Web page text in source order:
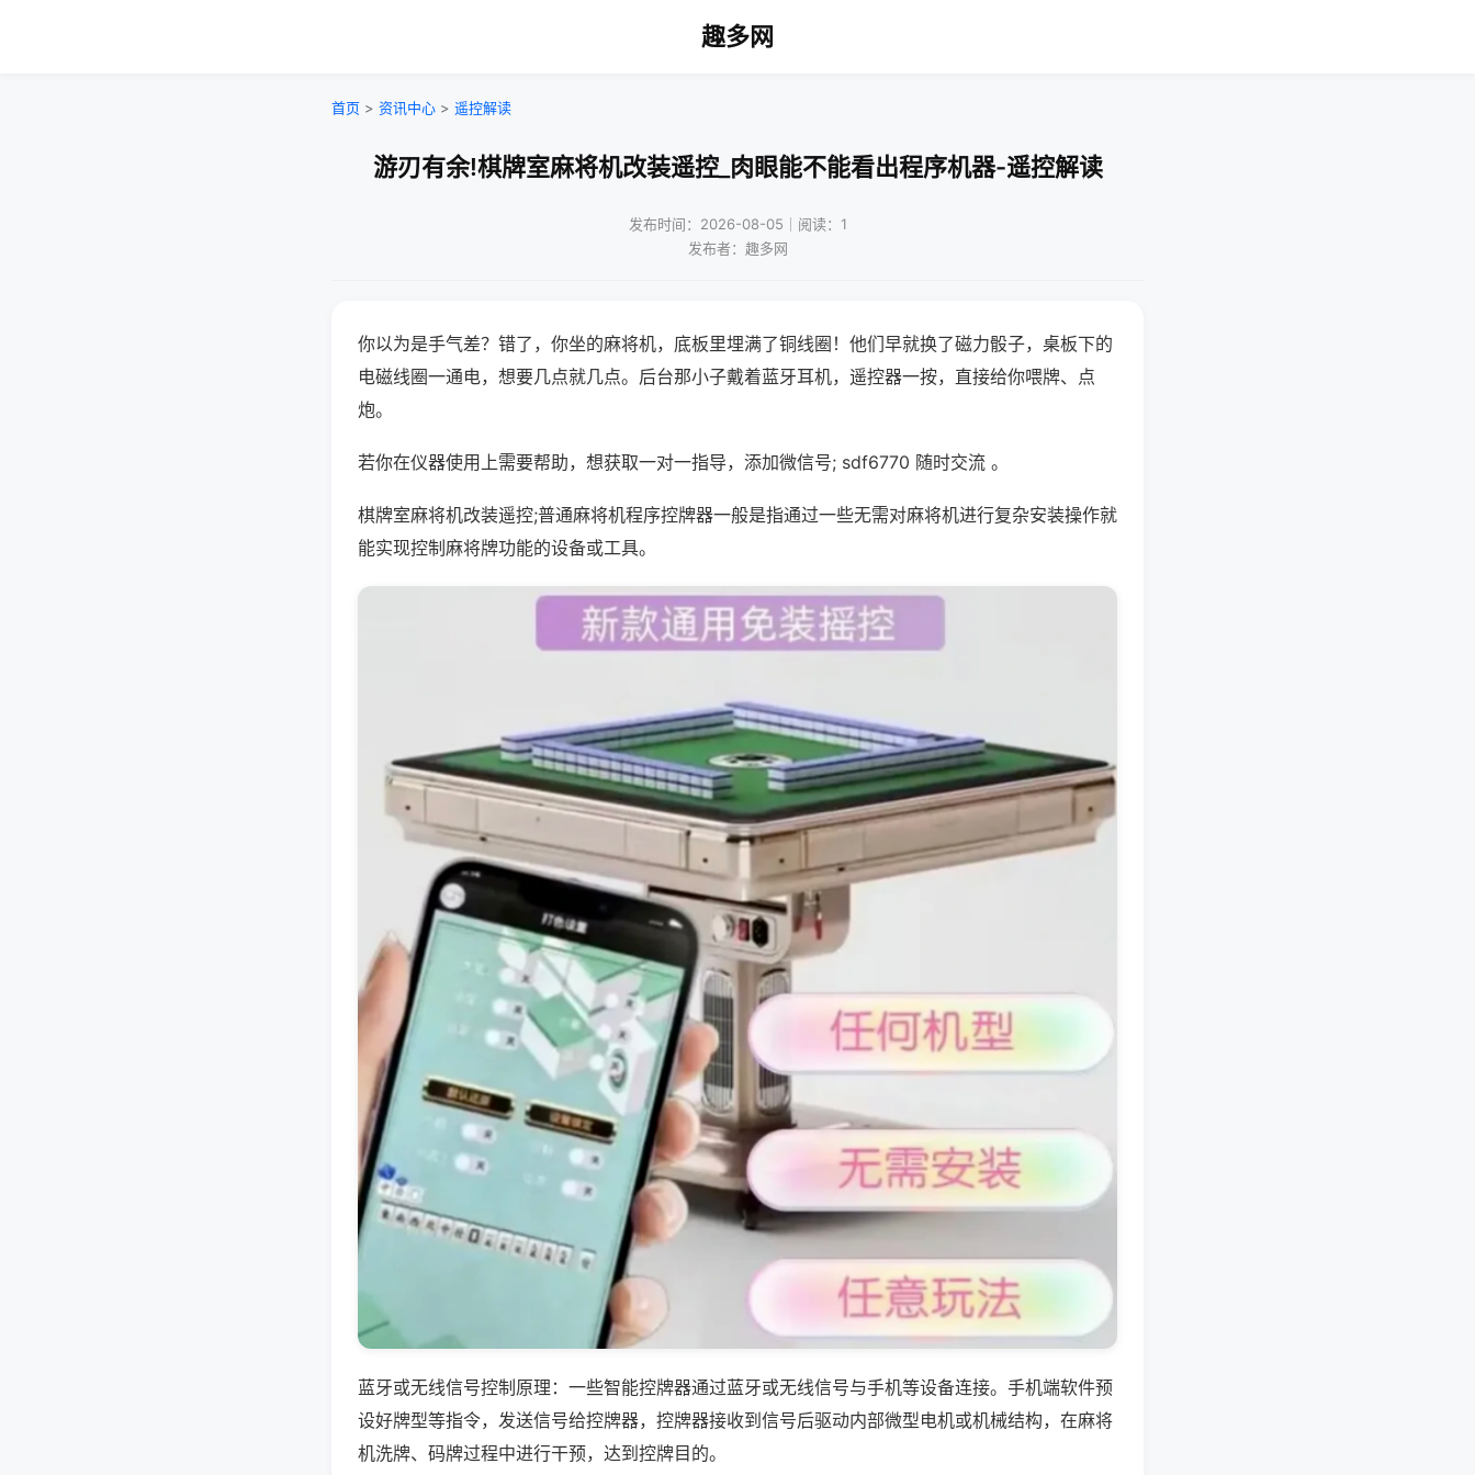
趣多网
首页 > 资讯中心 > 遥控解读
游刃有余!棋牌室麻将机改装遥控_肉眼能不能看出程序机器-遥控解读
发布时间：2026-08-05｜阅读：1
发布者：趣多网
你以为是手气差？错了，你坐的麻将机，底板里埋满了铜线圈！他们早就换了磁力骰子，桌板下的
电磁线圈一通电，想要几点就几点。后台那小子戴着蓝牙耳机，遥控器一按，直接给你喂牌、点
炮。
若你在仪器使用上需要帮助，想获取一对一指导，添加微信号; sdf6770 随时交流 。
棋牌室麻将机改装遥控;普通麻将机程序控牌器一般是指通过一些无需对麻将机进行复杂安装操作就
能实现控制麻将牌功能的设备或工具。
蓝牙或无线信号控制原理：一些智能控牌器通过蓝牙或无线信号与手机等设备连接。手机端软件预
设好牌型等指令，发送信号给控牌器，控牌器接收到信号后驱动内部微型电机或机械结构，在麻将
机洗牌、码牌过程中进行干预，达到控牌目的。